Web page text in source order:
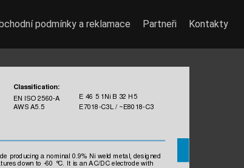
Classification:
EN ISO 2560-A E 46 5 1 Ni B 32 H5
AWS A5.5 E7018-C3L / ~E8018-C3
producing a nominal 0.9% Ni weld metal, designed
s down to -60 °C. It is an AC/DC electrode with
podmínky a reklamace Partneři Kontakty